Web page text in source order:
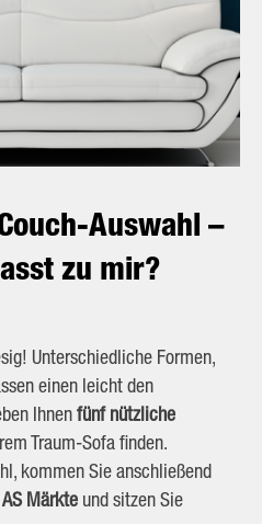
Auswahl –
zu mir?
Unterschiedliche Formen,
einen leicht den
Ihnenfünf nützliche
Traum-Sofa finden.
kommen Sie anschließend
Märkte und sitzen Sie